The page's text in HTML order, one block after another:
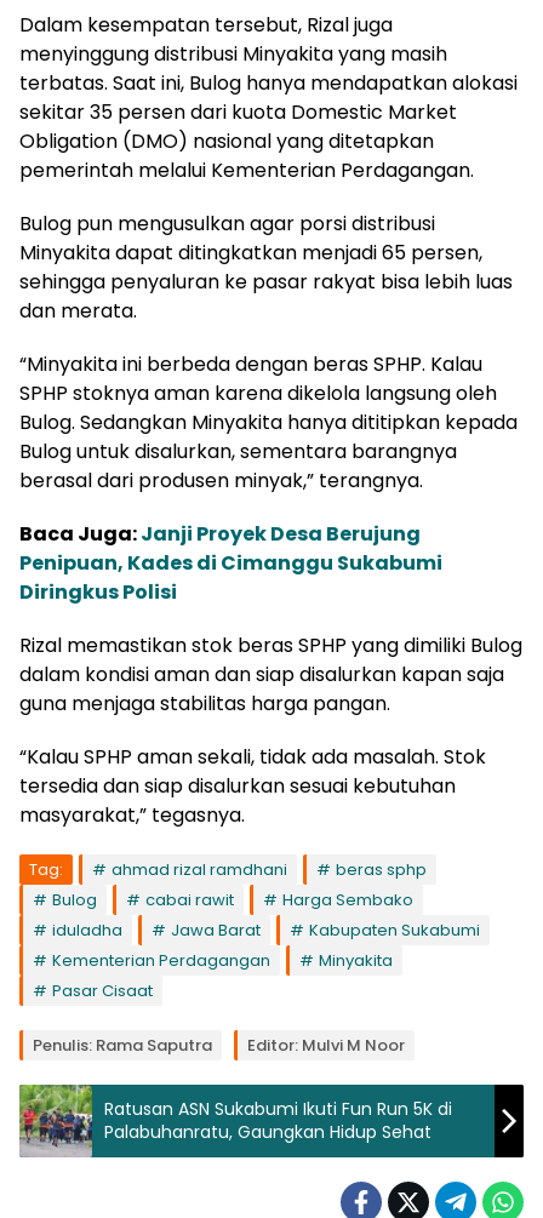
Dalam kesempatan tersebut, Rizal juga
menyinggung distribusi Minyakita yang masih
terbatas. Saat ini, Bulog hanya mendapatkan alokasi
sekitar 35 persen dari kuota Domestic Market
Obligation (DMO) nasional yang ditetapkan
pemerintah melalui Kementerian Perdagangan.
Bulog pun mengusulkan agar porsi distribusi
Minyakita dapat ditingkatkan menjadi 65 persen,
sehingga penyaluran ke pasar rakyat bisa lebih luas
dan merata.
“Minyakita ini berbeda dengan beras SPHP. Kalau
SPHP stoknya aman karena dikelola langsung oleh
Bulog. Sedangkan Minyakita hanya dititipkan kepada
Bulog untuk disalurkan, sementara barangnya
berasal dari produsen minyak,” terangnya.
Baca Juga:Janji Proyek Desa Berujung
Penipuan, Kades di Cimanggu Sukabumi
Diringkus Polisi
Rizal memastikan stok beras SPHP yang dimiliki Bulog
dalam kondisi aman dan siap disalurkan kapan saja
guna menjaga stabilitas harga pangan.
“Kalau SPHP aman sekali, tidak ada masalah. Stok
tersedia dan siap disalurkan sesuai kebutuhan
masyarakat,” tegasnya.
Tag: ahmad rizal ramdhani
beras sphp
Bulog
cabai rawit
Harga Sembako
iduladha
Jawa Barat
Kabupaten Sukabumi
Kementerian Perdagangan
Minyakita
Pasar Cisaat
Penulis: Rama Saputra Editor: Mulvi M Noor
Ratusan ASN Sukabumi Ikuti Fun Run 5K di
Palabuhanratu, Gaungkan Hidup Sehat